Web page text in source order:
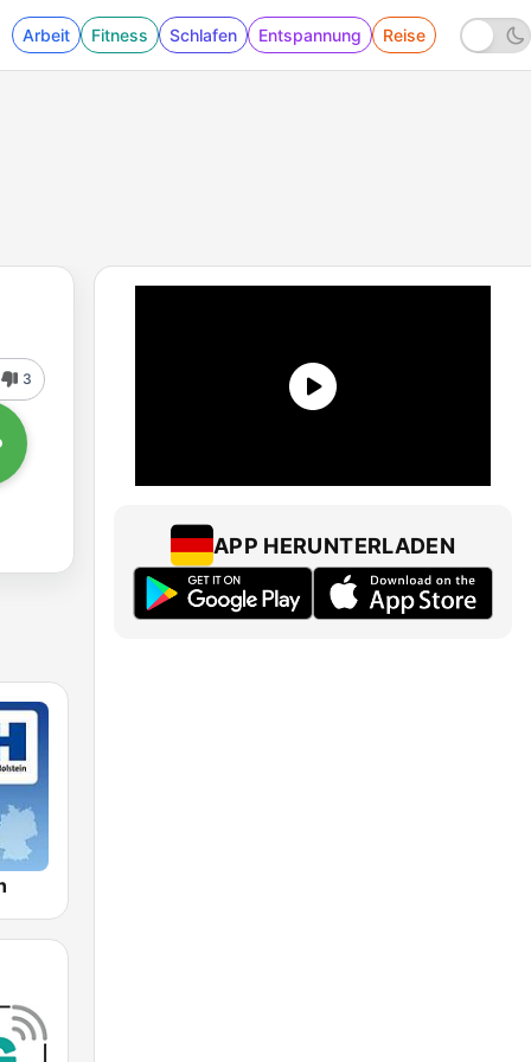
Arbeit Fitness Schlafen Entspannung Reise
3
APP HERUNTERLADEN